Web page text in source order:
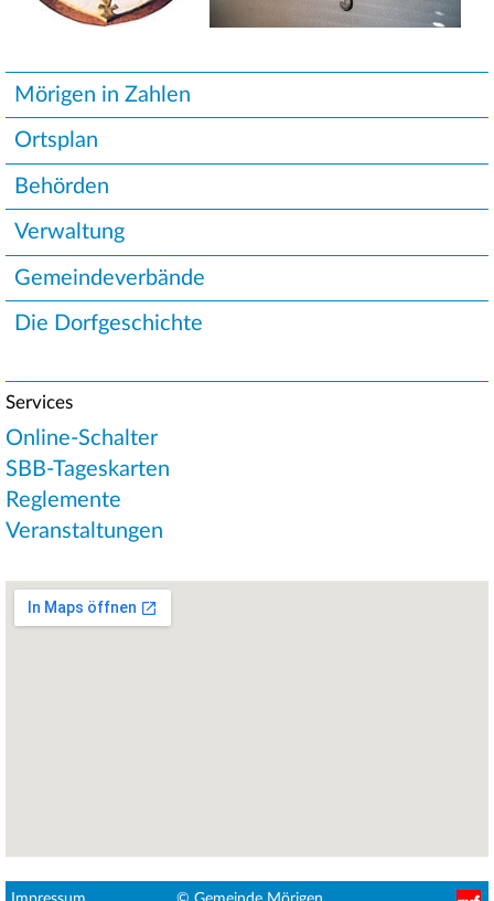
Unternavigation
Mörigen in Zahlen
Ortsplan
Behörden
Verwaltung
Gemeindeverbände
Die Dorfgeschichte
Services
Online-Schalter
SBB-Tageskarten
Reglemente
Veranstaltungen